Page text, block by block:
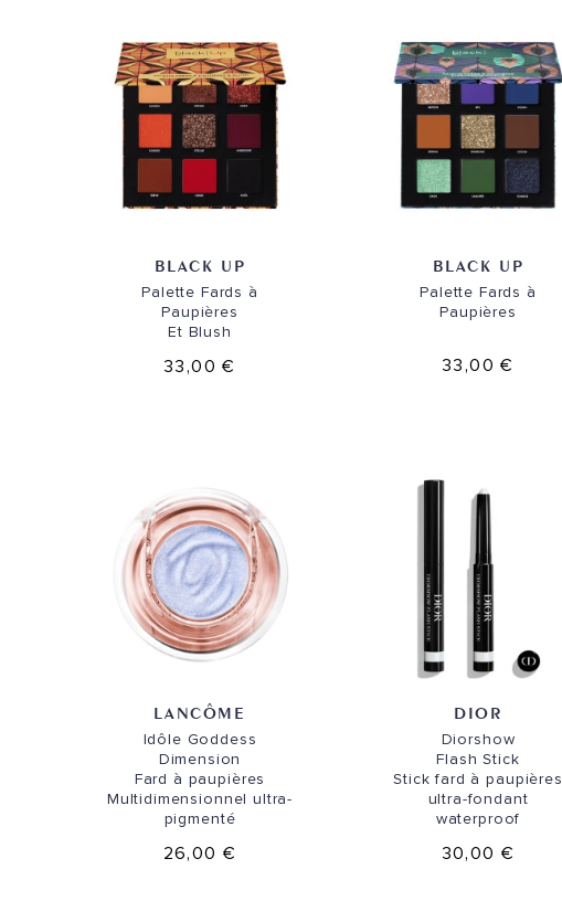
BLACK UP
Palette Fards à
Paupières
Et Blush
33,00 €
BLACK UP
Palette Fards à
Paupières
33,00 €
LANCÔME
Idôle Goddess
Dimension
Fard à paupières
Multidimensionnel ultra-
pigmenté
26,00 €
DIOR
Diorshow
Flash Stick
Stick fard à paupières
ultra-fondant
waterproof
30,00 €